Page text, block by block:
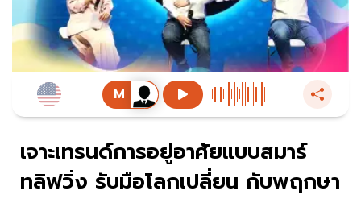
เจาะเทรนด์การอยู่อาศัยแบบสมาร์
ทลิฟวิ่ง รับมือโลกเปลี่ยน กับพฤกษา